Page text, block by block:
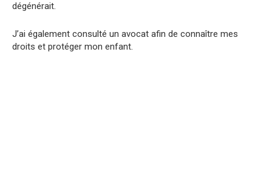
dégénérait.
J’ai également consulté un avocat afin de connaître mes
droits et protéger mon enfant.